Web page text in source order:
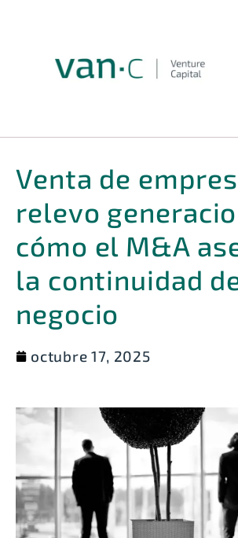
Venta de
relevo
cómo el M&A
la continuidad
negocio
octubre 17, 2025